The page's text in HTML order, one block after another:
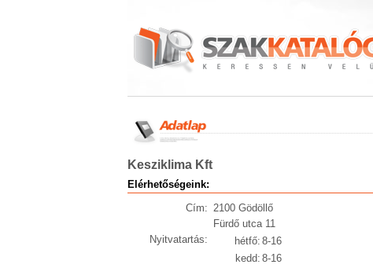
Kesziklima Kft
Elérhetőségeink:
Cím: 2100 Gödöllő
Fürdő utca 11
Nyitvatartás:
hétfő: 8-16
kedd: 8-16